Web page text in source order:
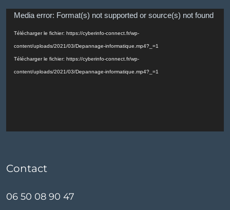
Lecteur
Media error: Format(s) not supported or source(s) not found
Télécharger le fichier: https://cyberinfo-connect.fr/wp-
content/uploads/2021/03/Depannage-informatique.mp4?_=1
Télécharger le fichier: https://cyberinfo-connect.fr/wp-
content/uploads/2021/03/Depannage-informatique.mp4?_=1
Contact
06 50 08 90 47